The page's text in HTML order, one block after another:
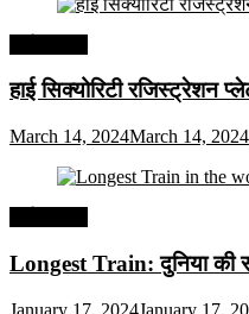
हाई सिक्योरिटी
March 14, 2024March 14, 2024
Longest Train: दुनिया की
January 17, 2024January 17,